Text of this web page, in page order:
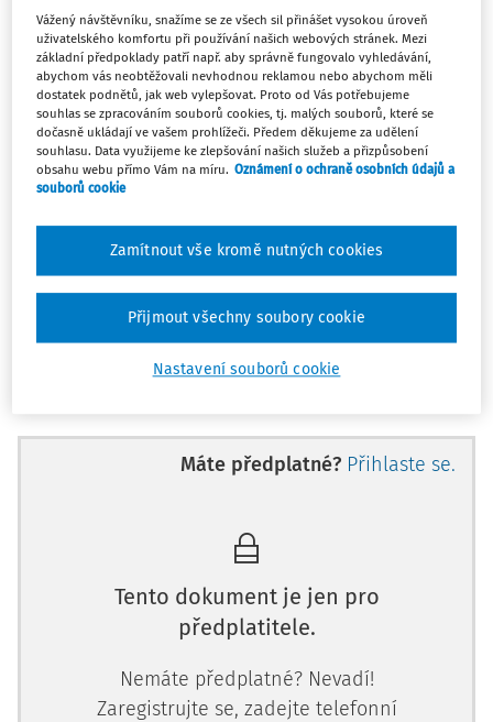
na stáří zaměstnanců
Připomeňme, že dle § 60 zákona č. 218/2000 Sb., ve znění
pozdějších předpisů, § 33 odst. 1 zákona č. 250/2000 Sb., ve
znění pozdějších předpisů, a dle § 138 odst. 1 zákonač.
561/2004 Sb., ve znění pozdějších předpisů, jsou státní
příspěvkové organizace, příspěvkové organizace zřízené
krajem, obcí nebo svazkem obcí nebo školské právnické
osoby „veřejného“ zřizovatele povinny použítnejméně 50
% základního přídělu do FKSP na produkty spoření na
stáří zaměstnanců, které jsou osvobozeny od daně z
příjmů fyzických osob
Školy a školská zařízení v dané právní formě proto musejí
mít jasnou představu o násle
Máte předplatné? Přihlaste se.
Tento dokument je jen pro
předplatitele.
Nemáte předplatné? Nevadí!
Zaregistrujte se, zadejte telefonní
Vážený návštěvníku, snažíme se ze všech sil přinášet vysokou úroveň
uživatelského komfortu při používání našich webových stránek. Mezi
základní předpoklady patří např. aby správně fungovalo vyhledávání,
abychom vás neobtěžovali nevhodnou reklamou nebo abychom měli
dostatek podnětů, jak web vylepšovat. Proto od Vás potřebujeme
souhlas se zpracováním souborů cookies, tj. malých souborů, které se
dočasně ukládají ve vašem prohlížeči. Předem děkujeme za udělení
souhlasu. Data využijeme ke zlepšování našich služeb a přizpůsobení
obsahu webu přímo Vám na míru. Oznámení o ochraně osobních údajů a
souborů cookie
Nastavení souborů cookie
Zamítnout vše kromě nutných cookies
Přijmout všechny soubory cookie